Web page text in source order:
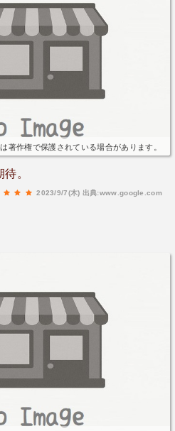
著作権で保護されている場合があります。
。
2023/9/7(木) 出典:www.google.com